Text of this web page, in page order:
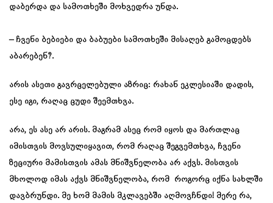
დაბერდა და სამოთხეში მოხვედრა უნდა.
– ჩვენი ბებიები და ბაბუები სამოთხეში მისაღებ გამოცდებს
აბარებენ?.
არის ასეთი გავრცელებული აზრიც: რახან ეკლესიაში დადის,
ესე იგი, რაღაც ცუდი შეემთხვა.
არა, ეს ასე არ არის. მაგრამ ასეც რომ იყოს და მართლაც
იმისთვის მოვსულიყავით, რომ რაღაც შეგვემთხვა, ჩვენი
ზეციური მამისთვის ამას მნიშვნელობა არ აქვს. მისთვის
მხოლოდ იმას აქვს მნიშვნელობა, რომ როგორც იქნა სახლში
დავბრუნდი. მე ხომ მამის მკლავებში აღმოვჩნდი! მერე რა,